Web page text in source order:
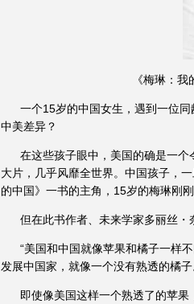
《梅琳：
一个15岁的中国女生，遇到一位
中美差异？
在这些孩子眼中，美国的确是一个
大片，几乎风靡全世界。中国孩子，
的中国》一书的主角，15岁的梅琳刚
但在此书作者、未来学家多丽丝・
“美国和中国就像苹果和橘子一样
发展中国家，就像一个没有熟透的橘子
即使像美国这样一个熟透了的苹